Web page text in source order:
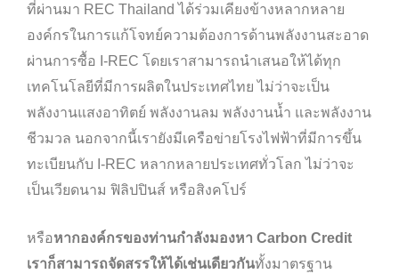
ที่ผ่านมา REC Thailand ได้ร่วมเคียงข้างหลากหลาย
องค์กรในการแก้โจทย์ความต้องการด้านพลังงานสะอาด
ผ่านการซื้อ I-REC โดยเราสามารถนำเสนอให้ได้ทุก
เทคโนโลยีที่มีการผลิตในประเทศไทย ไม่ว่าจะเป็น
พลังงานแสงอาทิตย์ พลังงานลม พลังงานน้ำ และพลังงาน
ชีวมวล นอกจากนี้เรายังมีเครือข่ายโรงไฟฟ้าที่มีการขึ้น
ทะเบียนกับ I-REC หลากหลายประเทศทั่วโลก ไม่ว่าจะ
เป็นเวียดนาม ฟิลิปปินส์ หรือสิงคโปร์
หรือหากองค์กรของท่านกำลังมองหา Carbon Credit
เราก็สามารถจัดสรรให้ได้เช่นเดียวกันทั้งมาตรฐาน